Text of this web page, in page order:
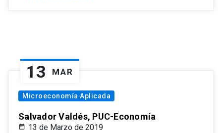
13 MAR
Microeconomía Aplicada
Salvador Valdés, PUC-Economía
13 de Marzo de 2019